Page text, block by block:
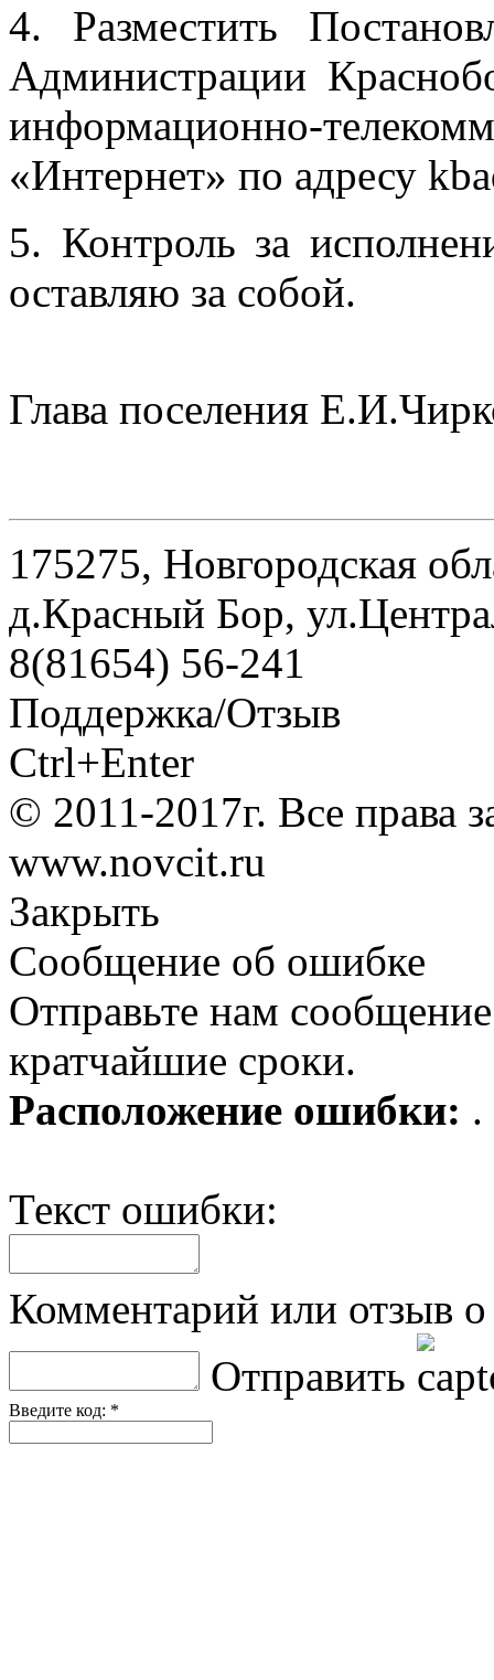
4. Разместить
Администрации
информационно-
«Интернет» по адресу
5. Контроль за
оставляю за собой.
Глава поселения
175275, Новгородская
д.Красный Бор,
8(81654) 56-241
Поддержка/Отзыв
Ctrl+Enter
© 2011-2017г. Все права
www.novcit.ru
Закрыть
Сообщение об ошибке
Отправьте нам
кратчайшие сроки.
Расположение ошибки: .
Текст ошибки:
Комментарий или отзыв о
Отправить
Введите код: *